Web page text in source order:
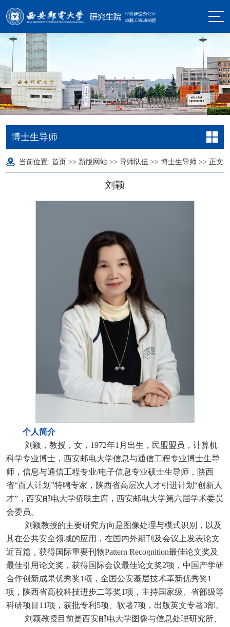
博士生导师
当前位置: 首页 >> 新版网站 >> 导师队伍 >> 博士生导师 >> 正文
刘颖
个人简介
刘颖，教授，女，1972年1月出生，民盟盟员，计算机
科学专业博士，西安邮电大学信息与通信工程专业博士生导
师，信息与通信工程专业/电子信息专业硕士生导师，陕西
省“百人计划”特聘专家，陕西省高层次人才引进计划“创新人
才”，西安邮电大学侨联主席，西安邮电大学第六届学术委员
会委员。
刘颖教授的主要研究方向是图像处理与模式识别，以及
其在公共安全领域的应用，在国内外期刊及会议上发表论文
近百篇，获得国际重要刊物Pattern Recognition最佳论文奖及
最佳引用论文奖，获得国际会议最佳论文奖2项，中国产学研
合作创新成果优秀奖1项，全国公安基层技术革新优秀奖1
项，陕西省高校科技进步二等奖1项，主持国家级、省部级等
科研项目11项，获批专利5项、软著7项，出版英文专著3部。
刘颖教授 目前是西安邮电大学图像与信息处理研究所、